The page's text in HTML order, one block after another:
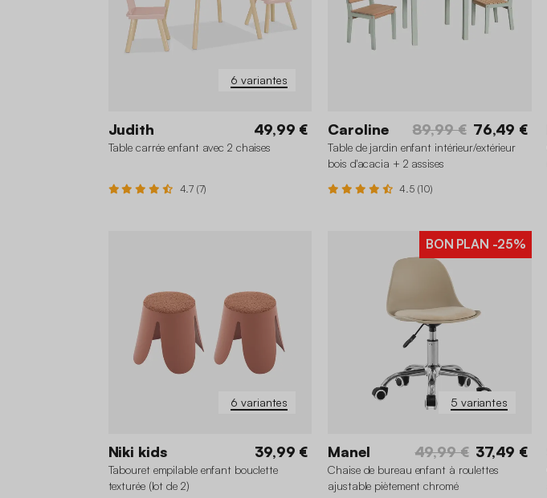
6 variantes
Judith 49,99 €
Table carrée enfant avec 2 chaises
4.7 (7)
Caroline 89,99 € 76,49 €
Table de jardin enfant intérieur/extérieur
bois d'acacia + 2 assises
4.5 (10)
6 variantes
Niki kids 39,99 €
Tabouret empilable enfant bouclette
texturée (lot de 2)
5 variantes
BON PLAN -25%
Manel 49,99 € 37,49 €
Chaise de bureau enfant à roulettes
ajustable piètement chromé